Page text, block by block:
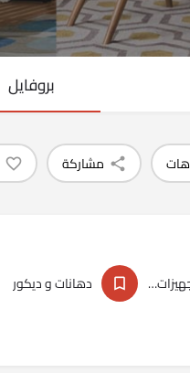
بروفايل
مشاركة
الفرش و التجهيزات الداخليه
دهانات و ديكور